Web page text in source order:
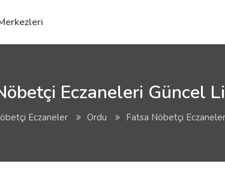
Eczaneleri Güncel
Eczaneler Ordu Fatsa Nöbetçi